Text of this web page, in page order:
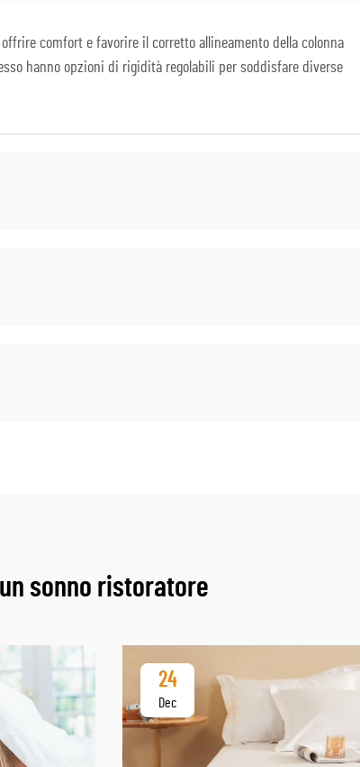
comfort e favorire il corretto allineamento della colonna
hanno opzioni di rigidità regolabili per soddisfare diverse
sonno ristoratore
24
Dec